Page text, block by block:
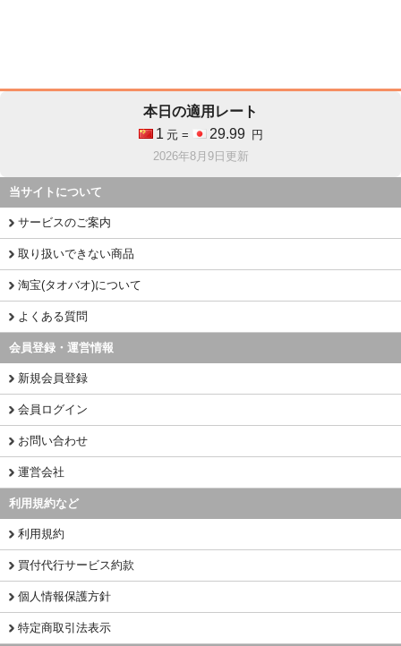
本日の適用レート
1 元 = 29.99
円
2026年8月9日更新
当サイトについて
サービスのご案内
取り扱いできない商品
淘宝(タオバオ)について
よくある質問
会員登録・運営情報
新規会員登録
会員ログイン
お問い合わせ
運営会社
利用規約など
利用規約
買付代行サービス約款
個人情報保護方針
特定商取引法表示